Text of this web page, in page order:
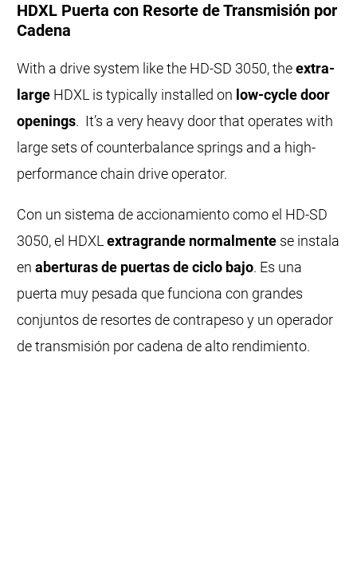
HDXL Puerta con Resorte de Transmisión por
Cadena
With a drive system like the HD-SD 3050, theextra-
large HDXL is typically installed on low-cycle door
openings. It’s a very heavy door that operates with
large sets of counterbalance springs and a high-
performance chain drive operator.
Con un sistema de accionamiento como el HD-SD
3050, el HDXL extragrande normalmente se instala
en aberturas de puertas de ciclo bajo. Es una
puerta muy pesada que funciona con grandes
conjuntos de resortes de contrapeso y un operador
de transmisión por cadena de alto rendimiento.